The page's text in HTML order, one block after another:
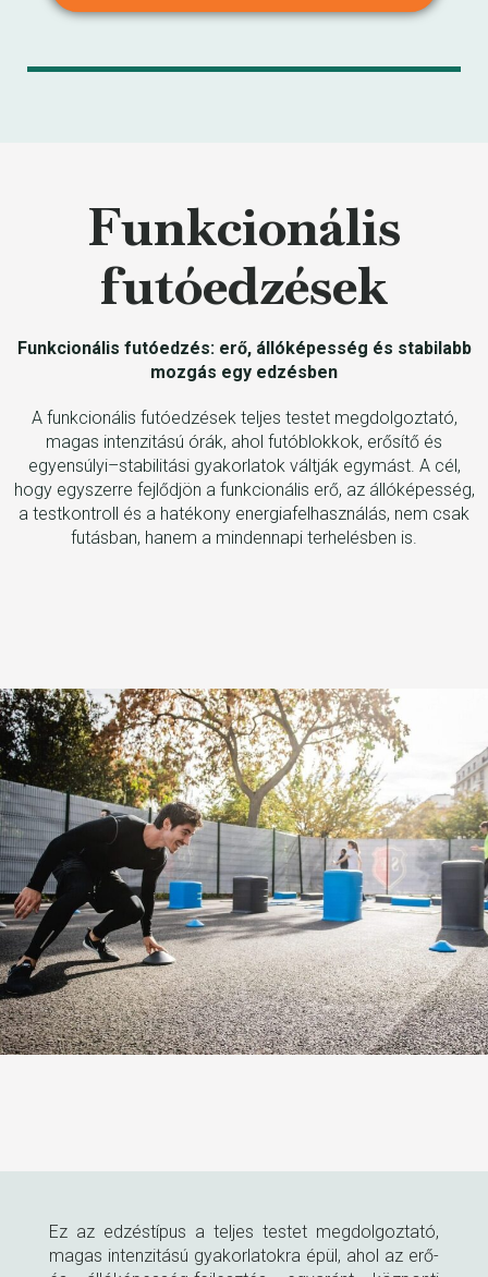
Funkcionális
futóedzések
Funkcionális futóedzés: erő, állóképesség és stabilabb
mozgás egy edzésben
A funkcionális futóedzések teljes testet megdolgoztató,
magas intenzitású órák, ahol futóblokkok, erősítő és
egyensúlyi–stabilitási gyakorlatok váltják egymást. A cél,
hogy egyszerre fejlődjön a funkcionális erő, az állóképesség,
a testkontroll és a hatékony energiafelhasználás, nem csak
futásban, hanem a mindennapi terhelésben is.
Ez az edzéstípus a teljes testet megdolgoztató,
magas intenzitású gyakorlatokra épül, ahol az erő-